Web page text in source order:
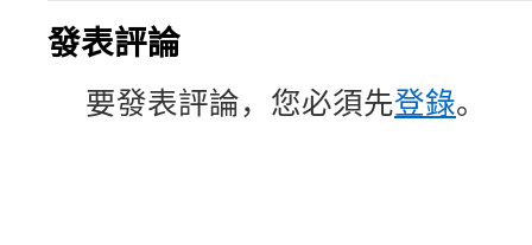
發表評論
要發表評論，您必須先登錄。